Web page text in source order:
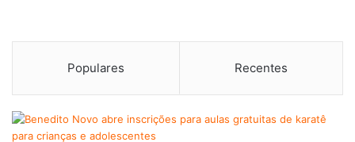
Populares Recentes